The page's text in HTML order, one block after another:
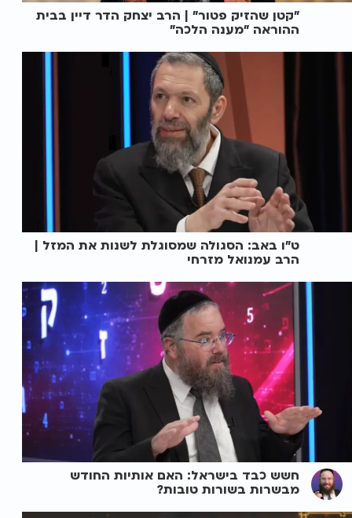
"קטן שהזיק פטור" | הרב יצחק הדר דיין בבית
ההוראה "מענה הלכה"
ט"ו באב: הסגולה שמסוגלת לשנות את המזל |
הרב עמנואל מזרחי
חשש כבד בישראל: האם אותיות החודש
מבשרות בשורות טובות?